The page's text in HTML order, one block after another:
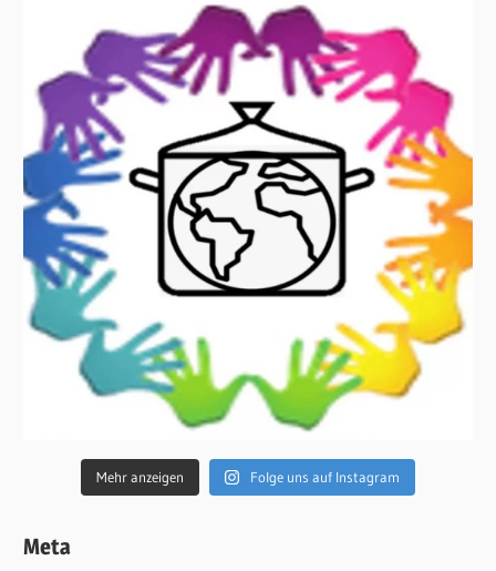
Mehr anzeigen Folge uns auf Instagram
Meta